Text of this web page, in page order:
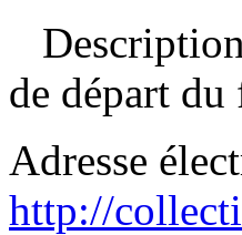
de départ
Adresse
http://